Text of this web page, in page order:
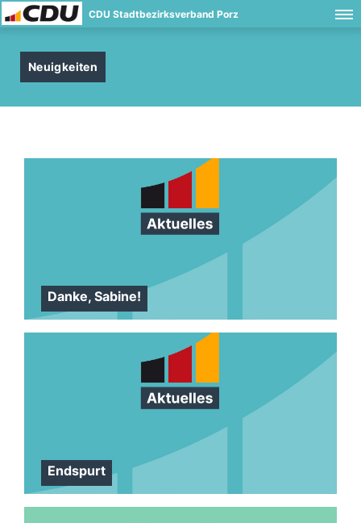
CDU Stadtbezirksverband Porz
Neuigkeiten
Danke, Sabine!
Endspurt